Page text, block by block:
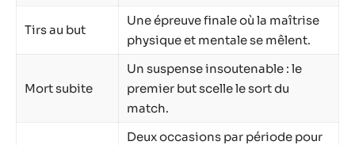
Tirs au but
Une épreuve finale où la maîtrise
physique et mentale se mêlent.
Mort subite
Un suspense insoutenable : le
premier but scelle le sort du
match.
Deux occasions par période pour